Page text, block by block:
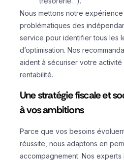
Nous mettons notre
problématiques des
service pour identifier tous les
d’optimisation. Nos
aident à sécuriser votre
rentabilité.
Une stratégie fiscale et
à vos ambitions
Parce que vos besoins
réussite, nous adaptons en
accompagnement. Nos experts